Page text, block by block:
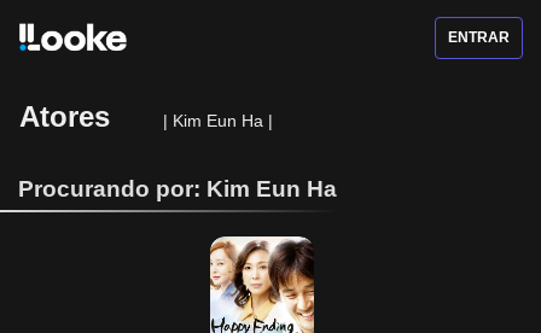
ENTRAR
Atores | Kim Eun Ha |
Procurando por: Kim Eun Ha
Happy Ending -
O Caminho do
Destino